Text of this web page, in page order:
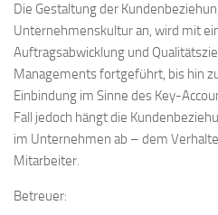
Die Gestaltung der
Unternehmenskultur an, wird mit
Auftragsabwicklung und
Managements fortgeführt, bis hin
Einbindung im Sinne des Key-
Fall jedoch hängt die
im Unternehmen ab – dem
Mitarbeiter.
Betreuer: